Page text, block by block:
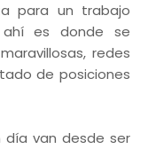
para un trabajo
es donde se
redes
de posiciones
día van desde ser